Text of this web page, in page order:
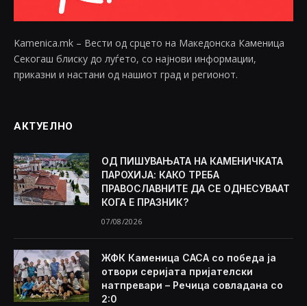
Kamenica.mk – Вести од срцето на Македонска Каменица
Секогаш блиску до луѓето, со најнови информации,
приказни и настани од нашиот град и регионот.
АКТУЕЛНО
ОД ПИШУВАЊАТА НА КАМЕНИЧКАТА
ПАРОХИЈА: КАКО ТРЕБА
ПРАВОСЛАВНИТЕ ДА СЕ ОДНЕСУВААТ
КОГА Е ПРАЗНИК?
07/08/2026
ЖФК Каменица САСА со победа ја
отвори серијата пријателски
натпревари – Речица совладана со
2:0